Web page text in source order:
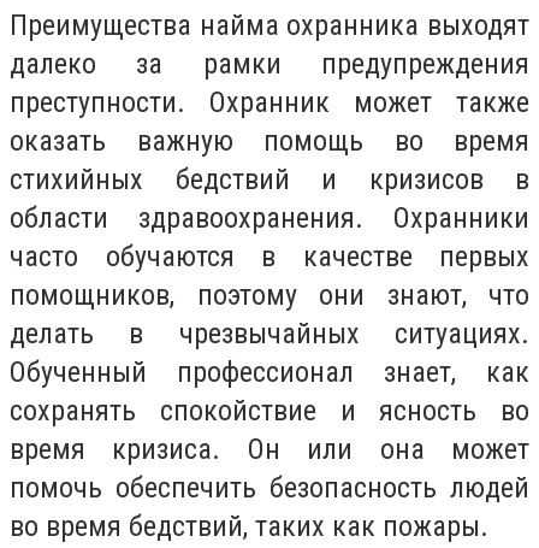
Преимущества найма охранника выходят
далеко за рамки предупреждения
преступности. Охранник может также
оказать важную помощь во время
стихийных бедствий и кризисов в
области здравоохранения. Охранники
часто обучаются в качестве первых
помощников, поэтому они знают, что
делать в чрезвычайных ситуациях.
Обученный профессионал знает, как
сохранять спокойствие и ясность во
время кризиса. Он или она может
помочь обеспечить безопасность людей
во время бедствий, таких как пожары.